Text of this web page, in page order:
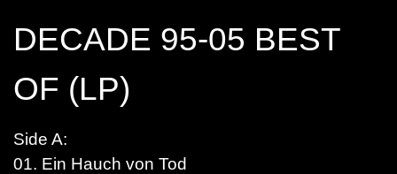
DECADE 95-05 BEST
OF (LP)
Side A:
01. Ein Hauch von Tod